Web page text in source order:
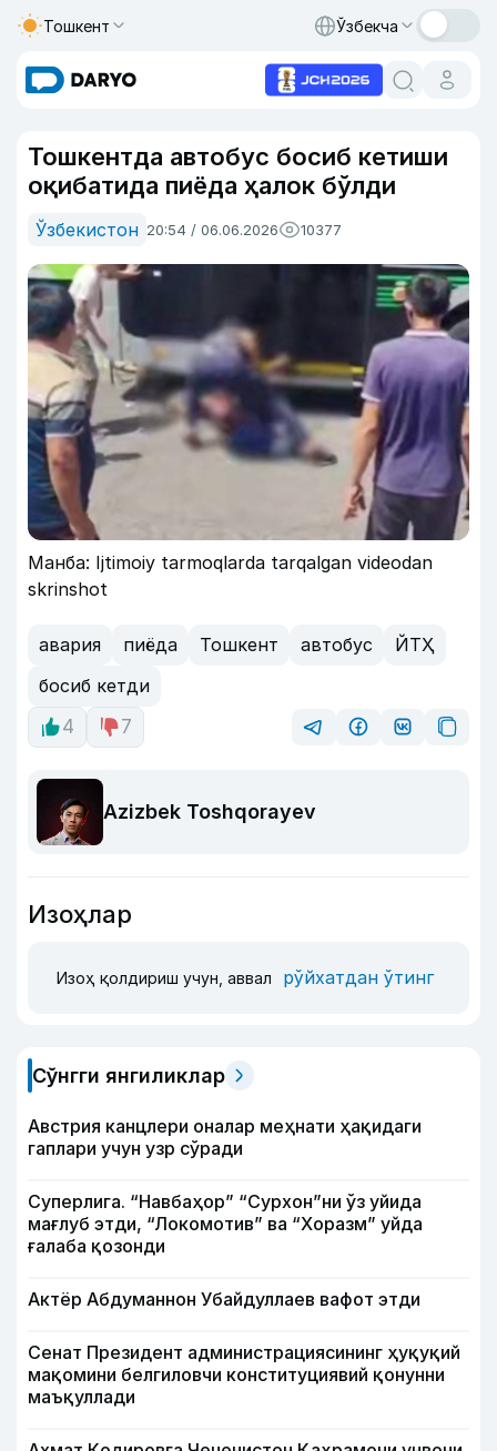
Тошкент Ўзбекча
Тошкентда автобус босиб кетиши
оқибатида пиёда ҳалок бўлди
Ўзбекистон 20:54 / 06.06.2026 10377
Манба: Ijtimoiy tarmoqlarda tarqalgan videodan
skrinshot
авария пиёда Тошкент автобус
ЙТҲ
босиб кетди
4
7
Azizbek Toshqorayev
Изоҳлар
Изоҳ қолдириш учун, аввал рўйхатдан ўтинг
Сўнгги янгиликлар
Австрия канцлери оналар меҳнати ҳақидаги
гаплари учун узр сўради
Суперлига. “Навбаҳор” “Сурхон”ни ўз уйида
мағлуб этди, “Локомотив” ва “Хоразм” уйда
ғалаба қозонди
Актёр Абду­маннон Убайдуллаев вафот этди
Сенат Президент администрациясининг ҳуқуқий
мақомини белгиловчи конституциявий қонунни
маъқуллади